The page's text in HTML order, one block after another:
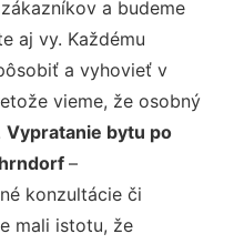
a budeme
aj vy. Každému
a vyhovieť v
vieme, že osobný
Vypratanie bytu po
–
konzultácie či
mali istotu, že